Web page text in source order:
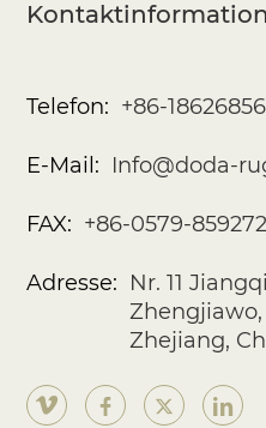
Telefon: +86-
E-Mail: Info@doda-
FAX: +86-0579-
Adresse: Nr. 11
Zhejiang,